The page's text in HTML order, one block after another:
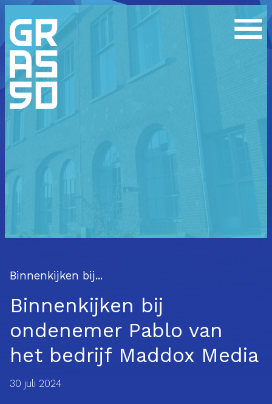
Binnenkijken bij...
Binnenkijken bij
ondenemer Pablo van
het bedrijf Maddox Media
30 juli 2024